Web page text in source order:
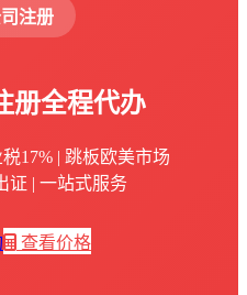
注册
册全程代办
17% | 跳板欧美市场
证 | 一站式服务
查看价格